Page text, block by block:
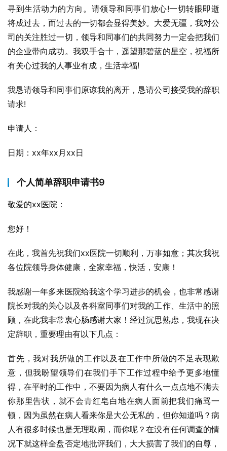
寻到生活动力的方向。请领导和同事们放心!一切转眼即逝
将成过去，而过去的一切都会显得美妙。大爱无疆，我对公
司的关注胜过一切，领导和同事们的共同努力一定会把我们
的企业带向成功。我双手合十，遥望那碧蓝的星空，祝福所
有关心过我的人事业有成，生活幸福!
我恳请领导和同事们原谅我的离开，恳请公司接受我的辞职
请求!
申请人：
日期：xx年xx月xx日
个人简单辞职申请书9
敬爱的xx医院：
您好！
在此，我首先祝我们xx医院一切顺利，万事如意；其次我祝
各位院领导身体健康，全家幸福，快活，安康！
我感谢一年多来医院给我这个学习进步的机会，也非常感谢
院长对我的关心以及各科室同事们对我的工作、生活中的照
顾，在此我非常衷心肠感谢大家！经过沉思熟虑，我现在决
定辞职，重要理由有以下几点：
首先，我对我所做的工作以及在工作中所做的不足表现歉
意，但我盼望领导们在我们手下工作过程中给予更多地懂
得，在平时的工作中，不要因为病人有什么一点点地不满去
你那里告状，就不会青红皂白地在病人面前把我们痛骂一
顿，因为虽然在病人看来你是大公无私的，但你知道吗？病
人有很多时候也是无理取闹，而你呢？在没有任何调查的情
况下就这样全盘否定地批评我们，大大损害了我们的自尊，